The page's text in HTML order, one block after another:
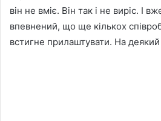
він не вміє. Він так і не виріс. І
впевнений, що ще кількох
встигне прилаштувати. На